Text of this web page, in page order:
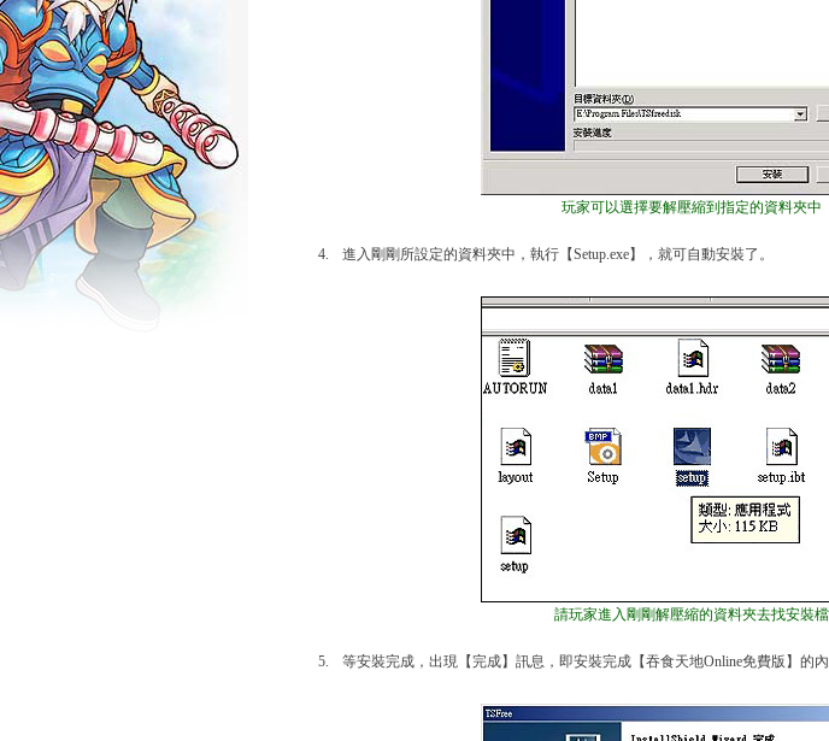
玩家可以選擇要解壓縮到指定的資料夾中
4. 進入剛剛所設定的資料夾中，執行【Setup.exe】，就可自動安裝了。
請玩家進入剛剛解壓縮的資料夾去找安裝檔
5. 等安裝完成，出現【完成】訊息，即安裝完成【吞食天地Online免費版】的內